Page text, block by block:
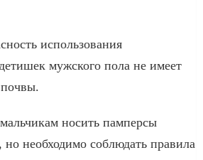
использования
мужского пола не имеет
носить памперсы
необходимо соблюдать правила